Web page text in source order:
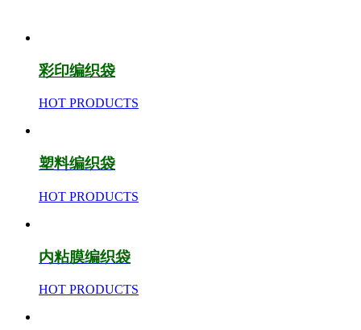
彩印编织袋
HOT PRODUCTS
塑料编织袋
HOT PRODUCTS
内粘膜编织袋
HOT PRODUCTS